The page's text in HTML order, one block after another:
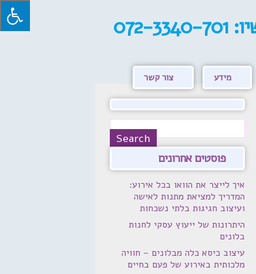
מידע צור קשר
פוסטים אחרונים
איך לייצר את הוואו בכל אירוע:
המדריך למציאת מתנות לאישה
ועיצוב חגיגות בלתי נשכחות
היתרונות של ייעוץ עסקי לחנות
בלונים
עיצוב כיסא כלה מבלונים – חוויה
מלכותית באירוע של פעם בחיים